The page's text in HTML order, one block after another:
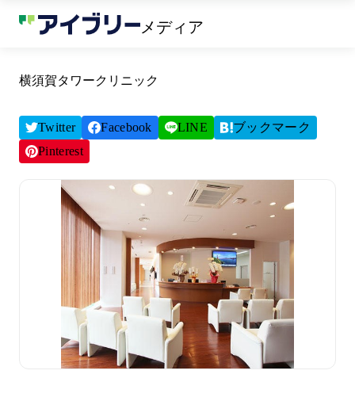
メディア
横須賀タワークリニック
Twitter Facebook LINE
ブックマーク
Pinterest